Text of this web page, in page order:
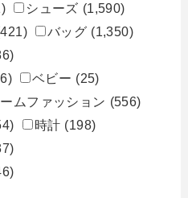
シューズ (1,590)
バッグ (1,350)
ベビー (25)
ムファッション (556)
時計 (198)